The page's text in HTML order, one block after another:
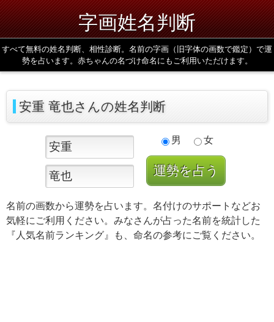
字画姓名判断
すべて無料の姓名判断、相性診断。名前の字画（旧字体の画数で鑑定）で運
勢を占います。赤ちゃんの名づけ命名にもご利用いただけます。
安重 竜也さんの姓名判断
男 女
名前の画数から運勢を占います。名付けのサポートなどお
気軽にご利用ください。みなさんが占った名前を統計した
『人気名前ランキング』も、命名の参考にご覧ください。